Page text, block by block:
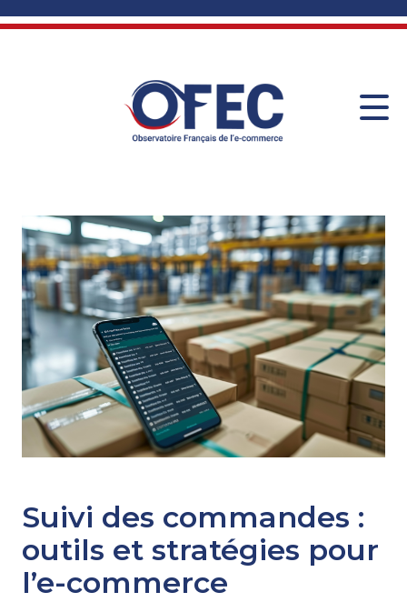
Suivi des commandes :
outils et stratégies pour
l’e-commerce